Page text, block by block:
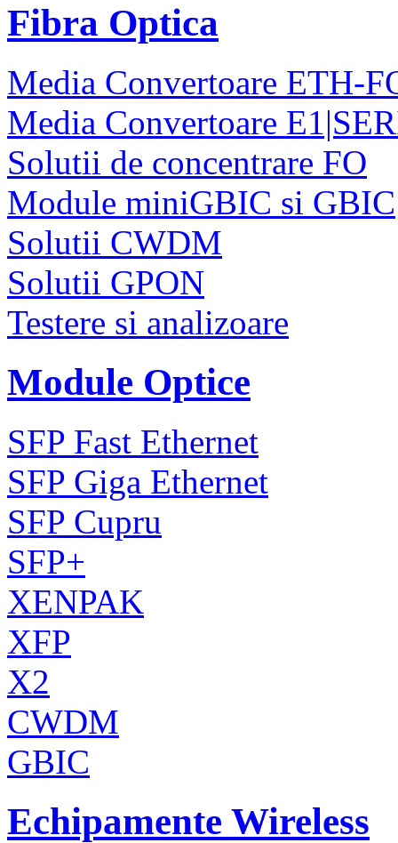
Fibra Optica
Media Convertoare ETH-
Media Convertoare
Solutii de concentrare FO
Module miniGBIC si GBIC
Solutii CWDM
Solutii GPON
Testere si analizoare
Module Optice
SFP Fast Ethernet
SFP Giga Ethernet
SFP Cupru
SFP+
XENPAK
XFP
X2
CWDM
GBIC
Echipamente Wireless